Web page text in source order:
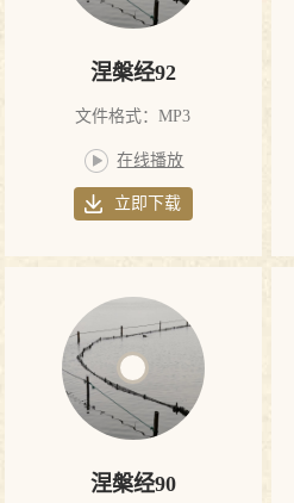
涅槃经92
文件格式：MP3
在线播放
立即下载
涅槃经90